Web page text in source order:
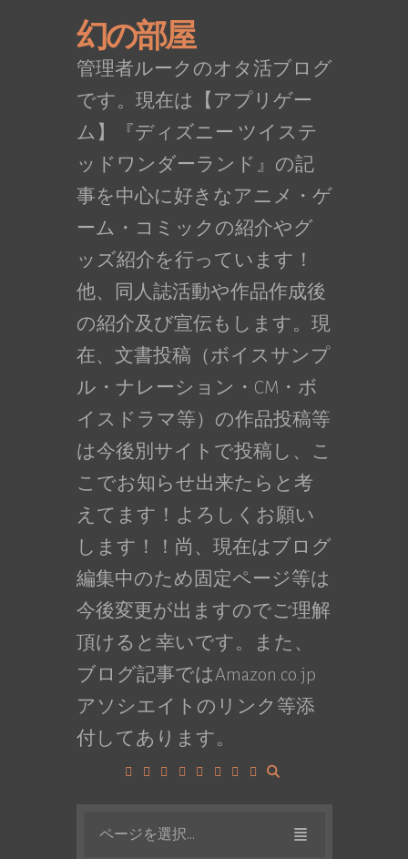
幻の部屋
管理者ルークのオタ活ブログ
です。現在は【アプリゲー
ム】『ディズニー ツイステ
ッドワンダーランド』の記
事を中心に好きなアニメ・ゲ
ーム・コミックの紹介やグ
ッズ紹介を行っています！
他、同人誌活動や作品作成後
の紹介及び宣伝もします。現
在、文書投稿（ボイスサンプ
ル・ナレーション・CM・ボ
イスドラマ等）の作品投稿等
は今後別サイトで投稿し、こ
こでお知らせ出来たらと考
えてます！よろしくお願い
します！！尚、現在はブログ
編集中のため固定ページ等は
今後変更が出ますのでご理解
頂けると幸いです。また、
ブログ記事ではAmazon.co.jp
アソシエイトのリンク等添
付してあります。
ページを選択...